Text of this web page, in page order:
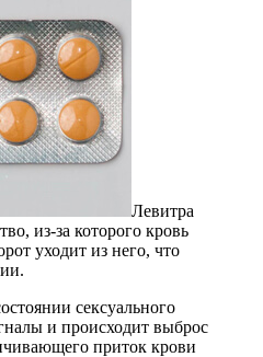
Левитра
из-за которого кровь
уходит из него, что
сексуального
и происходит выброс
приток крови